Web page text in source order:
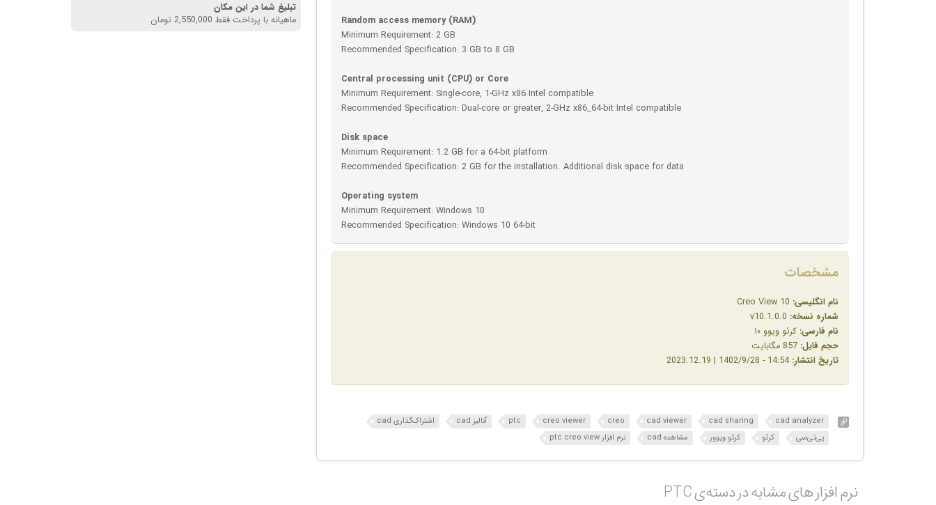
Random access memory (RAM)
Minimum Requirement: 2 GB
Recommended Specification: 3 GB to 8 GB
Central processing unit (CPU) or Core
Minimum Requirement: Single-core, 1-GHz x86 Intel compatible
Recommended Specification: Dual-core or greater, 2-GHz x86_64-bit Intel compatible
Disk space
Minimum Requirement: 1.2 GB for a 64-bit platform
Recommended Specification: 2 GB for the installation. Additional disk space for data
Operating system
Minimum Requirement: Windows 10
Recommended Specification: Windows 10 64-bit
مشخصات
نام انگلیسی:
شماره نسخه:
نام فارسی: کرئو ویوو ۱۰
حجم فایل:
تاریخ انتشار: 14:54 - 1402/9/28 | 2023.12.19
cad analyzer
cad sharing
cad viewer
creo
creo viewer
ptc آنالیز cad
اشتراک‌گذاری cad
پی‌تی‌سی
کرئو کرئو ویوور مشاهده cad نرم افزار ptc creo view
نرم افزار های مشابه در دسته‌ی‌ PTC‎
تبلیغ شما در این مکان
ماهیانه با پرداخت فقط 2,550,000 تومان